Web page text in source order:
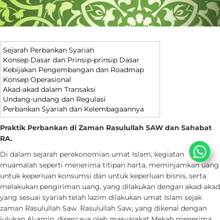
Sejarah Perbankan Syariah
Konsep Dasar dan Prinsip-prinsip Dasar
Kebijakan Pengembangan dan Roadmap
Konsep Operasional
Akad-akad dalam Transaksi
Undang-undang dan Regulasi
Perbankan Syariah dan Kelembagaannya
Praktik Perbankan di Zaman Rasulullah SAW dan Sahabat
RA.
Di dalam sejarah perekonomian umat Islam, kegiatan
muamalah seperti menerima titipan harta, meminjamkan uang
untuk keperluan konsumsi dan untuk keperluan bisnis, serta
melakukan pengiriman uang, yang dilakukan dengan akad-akad
yang sesuai syariah telah lazim dilakukan umat Islam sejak
zaman Rasulullah Saw. Rasulullah Saw, yang dikenal dengan